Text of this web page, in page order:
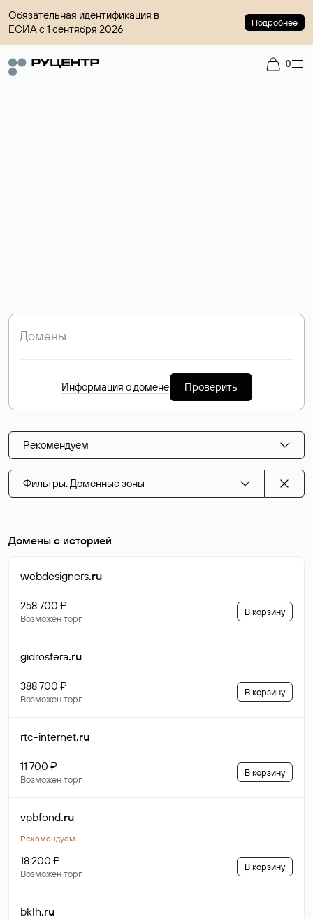
Обязательная идентификация в
ЕСИА с 1 сентября 2026
Подробнее
0
Информация о домене Проверить
Рекомендуем
Фильтры: Доменные зоны
Домены с историей
webdesigners.ru
258 700 ₽
Возможен торг
В корзину
gidrosfera.ru
388 700 ₽
Возможен торг
В корзину
rtc-internet.ru
11 700 ₽
Возможен торг
В корзину
vpbfond.ru
Рекомендуем
18 200 ₽
Возможен торг
В корзину
bklh.ru